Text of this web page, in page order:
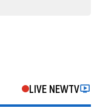
LIVE NEWTV